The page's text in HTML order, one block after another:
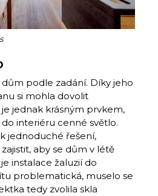
podle zadání. Díky jeho
si mohla dovolit
jednak krásným prvkem,
interiéru cenné světlo.
jednoduché řešení,
aby se dům v létě
instalace žaluzií do
problematická, muselo se
tedy zvolila skla